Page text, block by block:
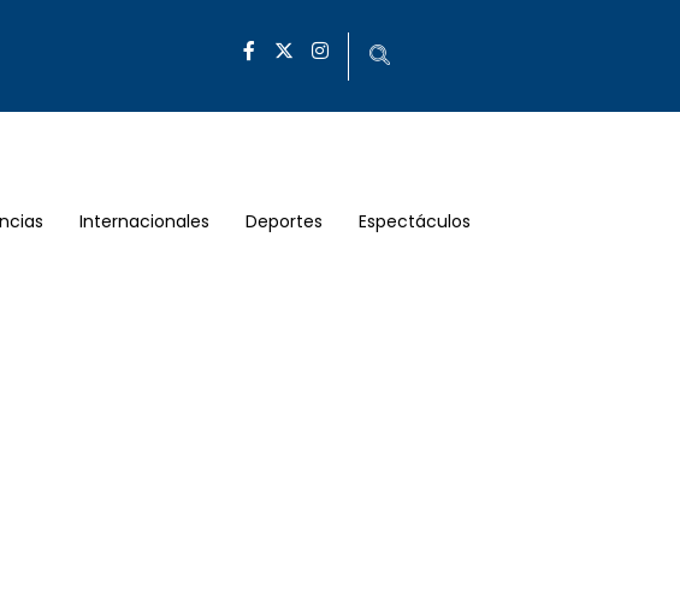
Internacionales Deportes Espectáculos